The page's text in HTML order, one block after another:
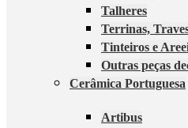
Talheres
Terrinas,
Tinteiros e
Outras peças
Cerâmica Portuguesa
Artibus